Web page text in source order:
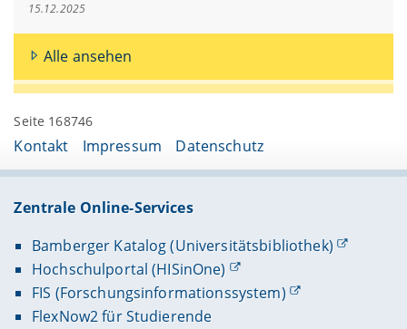
15.12.2025
Alle ansehen
Seite 168746
Kontakt Impressum Datenschutz
Zentrale Online-Services
Bamberger Katalog (Universitätsbibliothek)
Hochschulportal (HISinOne)
FIS (Forschungsinformationssystem)
FlexNow2 für Studierende